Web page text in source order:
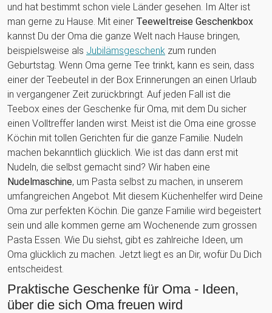
und hat bestimmt schon viele Länder gesehen. Im Alter ist
man gerne zu Hause. Mit einer Teeweltreise Geschenkbox
kannst Du der Oma die ganze Welt nach Hause bringen,
beispielsweise als Jubilämsgeschenk zum runden
Geburtstag. Wenn Oma gerne Tee trinkt, kann es sein, dass
einer der Teebeutel in der Box Erinnerungen an einen Urlaub
in vergangener Zeit zurückbringt. Auf jeden Fall ist die
Teebox eines der Geschenke für Oma, mit dem Du sicher
einen Volltreffer landen wirst. Meist ist die Oma eine grosse
Köchin mit tollen Gerichten für die ganze Familie. Nudeln
machen bekanntlich glücklich. Wie ist das dann erst mit
Nudeln, die selbst gemacht sind? Wir haben eine
Nudelmaschine, um Pasta selbst zu machen, in unserem
umfangreichen Angebot. Mit diesem Küchenhelfer wird Deine
Oma zur perfekten Köchin. Die ganze Familie wird begeistert
sein und alle kommen gerne am Wochenende zum grossen
Pasta Essen. Wie Du siehst, gibt es zahlreiche Ideen, um
Oma glücklich zu machen. Jetzt liegt es an Dir, wofür Du Dich
entscheidest.
Praktische Geschenke für Oma - Ideen,
über die sich Oma freuen wird